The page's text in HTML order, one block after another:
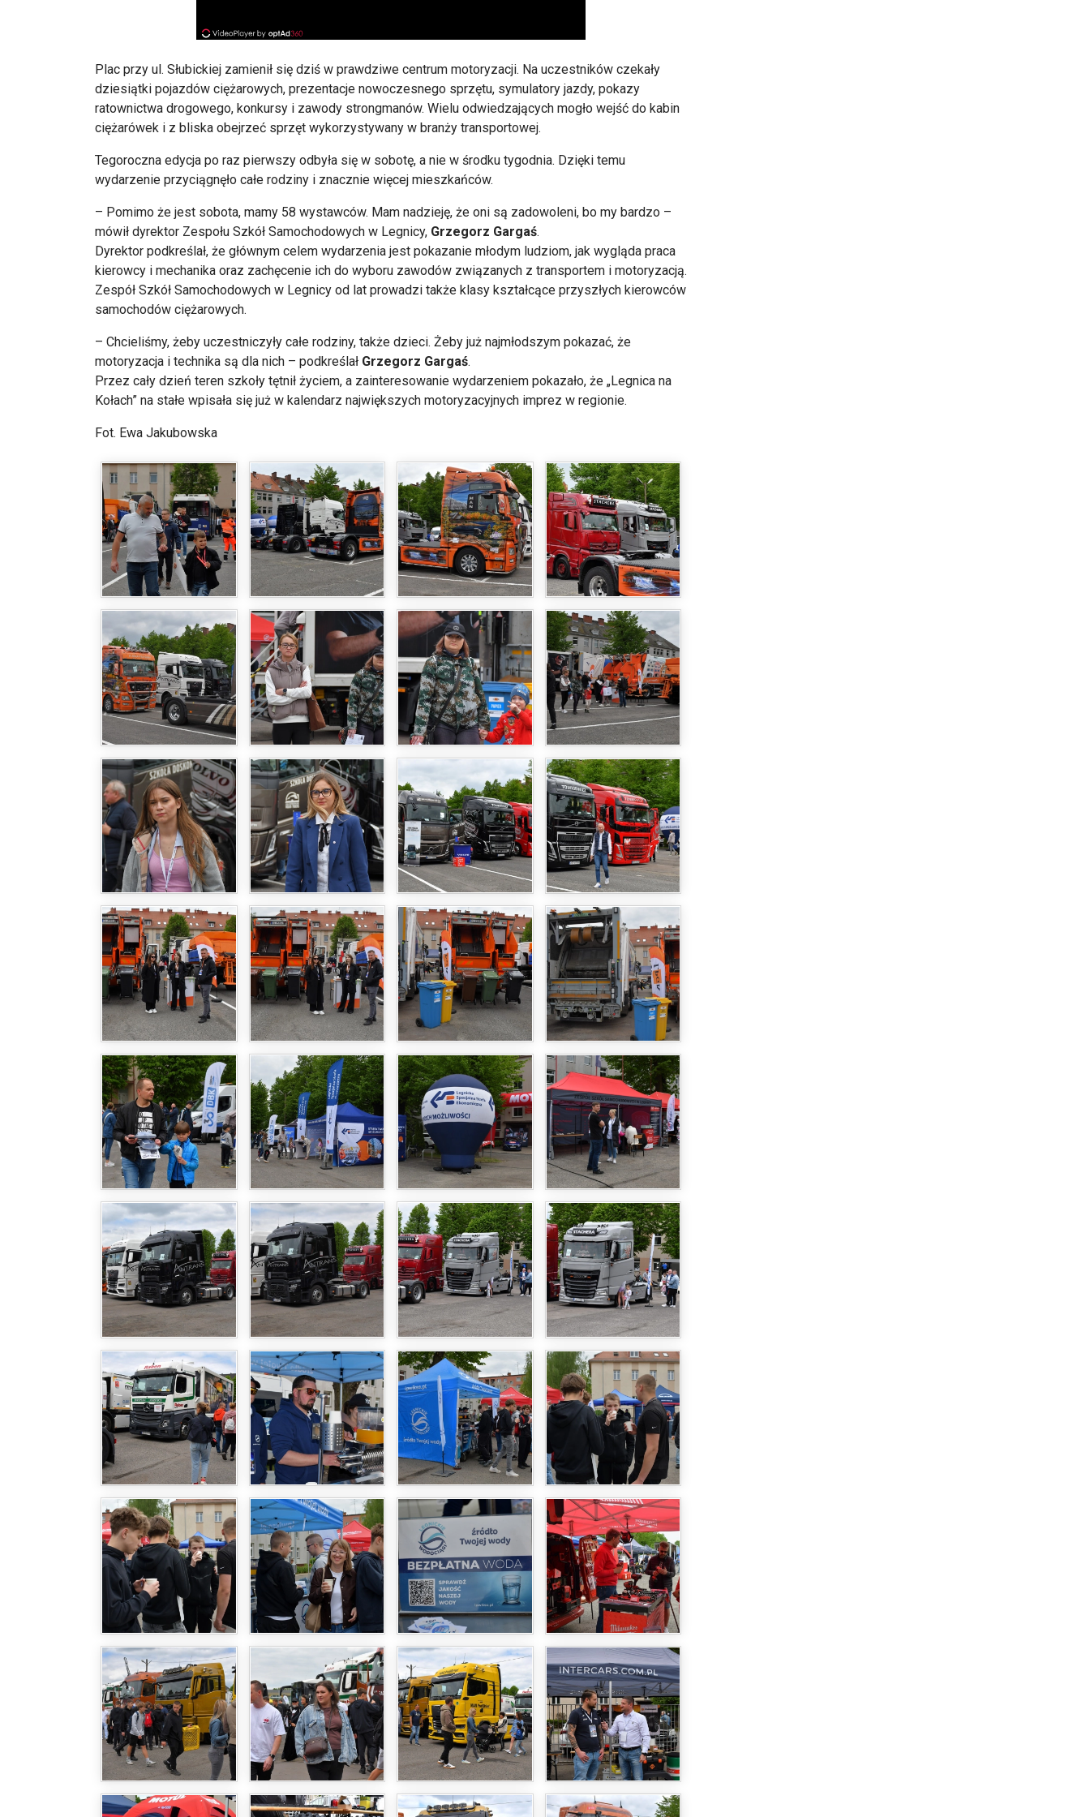
Plac przy ul. Słubickiej zamienił się dziś w prawdziwe centrum motoryzacji. Na uczestników czekały
dziesiątki pojazdów ciężarowych, prezentacje nowoczesnego sprzętu, symulatory jazdy, pokazy
ratownictwa drogowego, konkursy i zawody strongmanów. Wielu odwiedzających mogło wejść do kabin
ciężarówek i z bliska obejrzeć sprzęt wykorzystywany w branży transportowej.
Tegoroczna edycja po raz pierwszy odbyła się w sobotę, a nie w środku tygodnia. Dzięki temu
wydarzenie przyciągnęło całe rodziny i znacznie więcej mieszkańców.
– Pomimo że jest sobota, mamy 58 wystawców. Mam nadzieję, że oni są zadowoleni, bo my bardzo –
mówił dyrektor Zespołu Szkół Samochodowych w Legnicy, Grzegorz Gargaś.
Dyrektor podkreślał, że głównym celem wydarzenia jest pokazanie młodym ludziom, jak wygląda praca
kierowcy i mechanika oraz zachęcenie ich do wyboru zawodów związanych z transportem i motoryzacją.
Zespół Szkół Samochodowych w Legnicy od lat prowadzi także klasy kształcące przyszłych kierowców
samochodów ciężarowych.
– Chcieliśmy, żeby uczestniczyły całe rodziny, także dzieci. Żeby już najmłodszym pokazać, że
motoryzacja i technika są dla nich – podkreślał Grzegorz Gargaś.
Przez cały dzień teren szkoły tętnił życiem, a zainteresowanie wydarzeniem pokazało, że „Legnica na
Kołach” na stałe wpisała się już w kalendarz największych motoryzacyjnych imprez w regionie.
Fot. Ewa Jakubowska